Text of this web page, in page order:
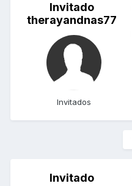
Invitado
therayandnas77
Invitados
Invitado